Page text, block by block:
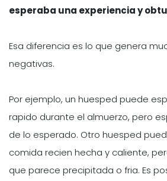
esperaba una experiencia y
Esa diferencia es lo que genera
negativas.
Por ejemplo, un huesped puede
rapido durante el almuerzo, pero
de lo esperado. Otro huesped
comida recien hecha y caliente,
que parece precipitada o fria. Es